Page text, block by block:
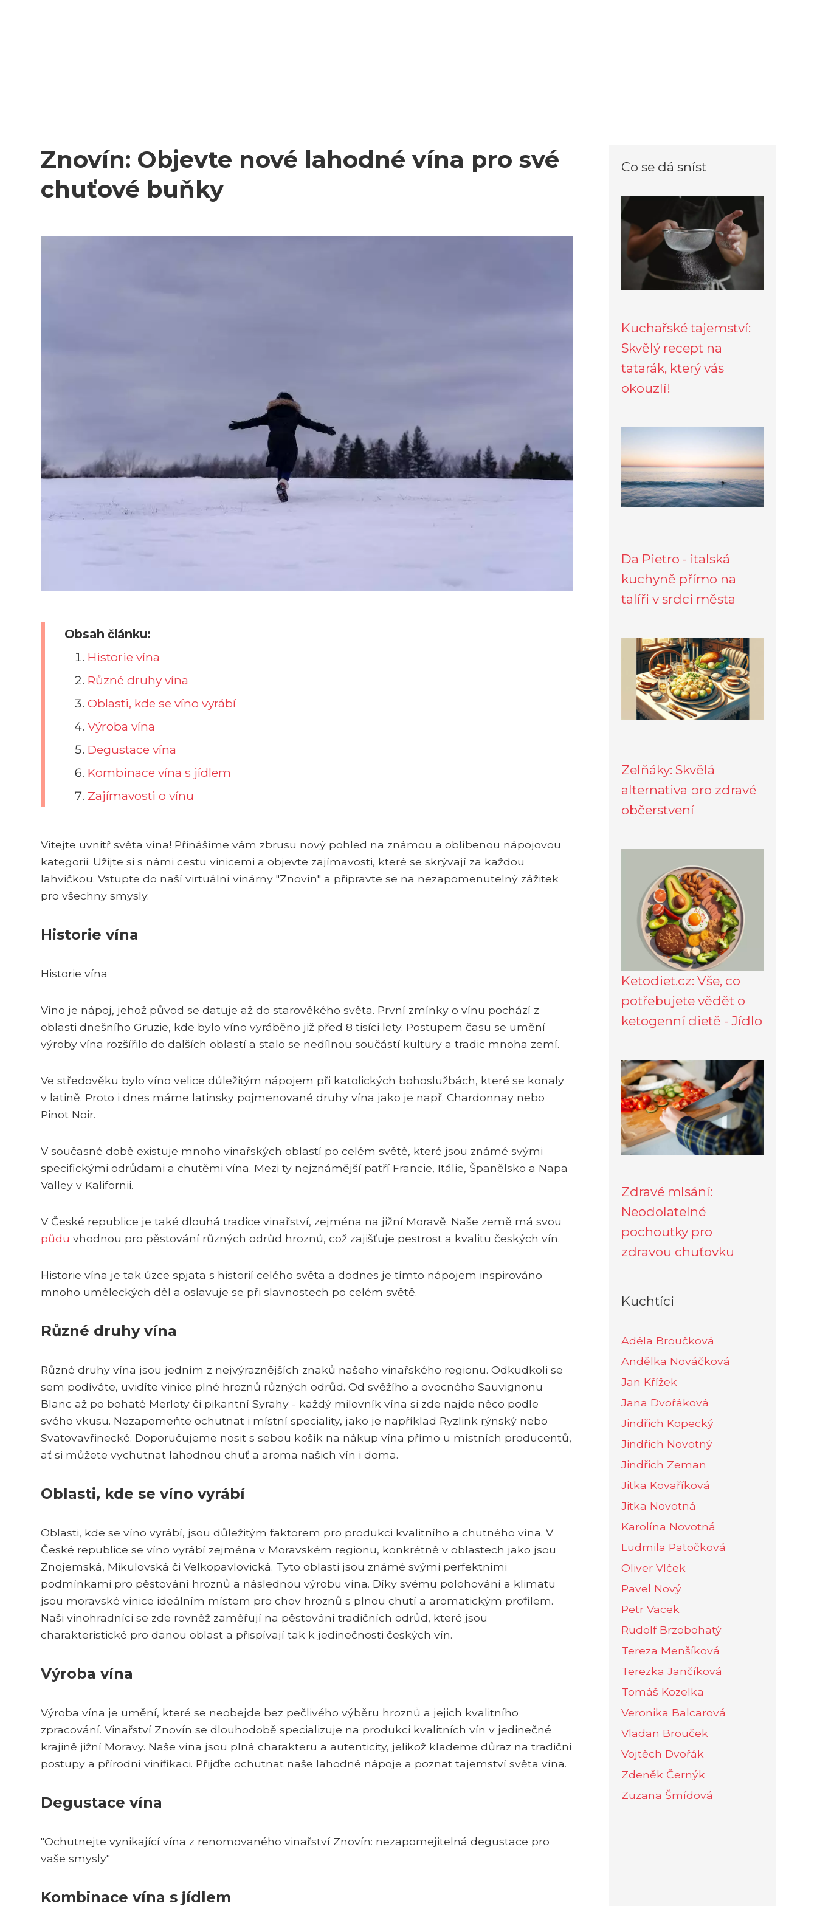
Znovín: Objevte nové lahodné vína pro své
chuťové buňky
Obsah článku:
Historie vína
Různé druhy vína
Oblasti, kde se víno vyrábí
Výroba vína
Degustace vína
Kombinace vína s jídlem
Zajímavosti o vínu
Vítejte uvnitř světa vína! Přinášíme vám zbrusu nový pohled na známou a oblíbenou nápojovou
kategorii. Užijte si s námi cestu vinicemi a objevte zajímavosti, které se skrývají za každou
lahvičkou. Vstupte do naší virtuální vinárny "Znovín" a připravte se na nezapomenutelný zážitek
pro všechny smysly.
Historie vína
Historie vína
Víno je nápoj, jehož původ se datuje až do starověkého světa. První zmínky o vínu pochází z
oblasti dnešního Gruzie, kde bylo víno vyráběno již před 8 tisíci lety. Postupem času se umění
výroby vína rozšířilo do dalších oblastí a stalo se nedílnou součástí kultury a tradic mnoha zemí.
Ve středověku bylo víno velice důležitým nápojem při katolických bohoslužbách, které se konaly
v latině. Proto i dnes máme latinsky pojmenované druhy vína jako je např. Chardonnay nebo
Pinot Noir.
V současné době existuje mnoho vinařských oblastí po celém světě, které jsou známé svými
specifickými odrůdami a chutěmi vína. Mezi ty nejznámější patří Francie, Itálie, Španělsko a Napa
Valley v Kalifornii.
V České republice je také dlouhá tradice vinařství, zejména na jižní Moravě. Naše země má svou
půdu vhodnou pro pěstování různých odrůd hroznů, což zajišťuje pestrost a kvalitu českých vín.
Historie vína je tak úzce spjata s historií celého světa a dodnes je tímto nápojem inspirováno
mnoho uměleckých děl a oslavuje se při slavnostech po celém světě.
Různé druhy vína
Různé druhy vína jsou jedním z nejvýraznějších znaků našeho vinařského regionu. Odkudkoli se
sem podíváte, uvidíte vinice plné hroznů různých odrůd. Od svěžího a ovocného Sauvignonu
Blanc až po bohaté Merloty či pikantní Syrahy - každý milovník vína si zde najde něco podle
svého vkusu. Nezapomeňte ochutnat i místní speciality, jako je například Ryzlink rýnský nebo
Svatovavřinecké. Doporučujeme nosit s sebou košík na nákup vína přímo u místních producentů,
ať si můžete vychutnat lahodnou chuť a aroma našich vín i doma.
Oblasti, kde se víno vyrábí
Oblasti, kde se víno vyrábí, jsou důležitým faktorem pro produkci kvalitního a chutného vína. V
České republice se víno vyrábí zejména v Moravském regionu, konkrétně v oblastech jako jsou
Znojemská, Mikulovská či Velkopavlovická. Tyto oblasti jsou známé svými perfektními
podmínkami pro pěstování hroznů a následnou výrobu vína. Díky svému polohování a klimatu
jsou moravské vinice ideálním místem pro chov hroznů s plnou chutí a aromatickým profilem.
Naši vinohradníci se zde rovněž zaměřují na pěstování tradičních odrůd, které jsou
charakteristické pro danou oblast a přispívají tak k jedinečnosti českých vín.
Výroba vína
Výroba vína je umění, které se neobejde bez pečlivého výběru hroznů a jejich kvalitního
zpracování. Vinařství Znovín se dlouhodobě specializuje na produkci kvalitních vín v jedinečné
krajině jižní Moravy. Naše vína jsou plná charakteru a autenticity, jelikož klademe důraz na tradiční
postupy a přírodní vinifikaci. Přijďte ochutnat naše lahodné nápoje a poznat tajemství světa vína.
Degustace vína
"Ochutnejte vynikající vína z renomovaného vinařství Znovín: nezapomejitelná degustace pro
vaše smysly"
Kombinace vína s jídlem
Co se dá sníst
Kuchařské tajemství:
Skvělý recept na
tatarák, který vás
okouzlí!
Da Pietro - italská
kuchyně přímo na
talíři v srdci města
Zelňáky: Skvělá
alternativa pro zdravé
občerstvení
Ketodiet.cz: Vše, co
potřebujete vědět o
ketogenní dietě - Jídlo
Zdravé mlsání:
Neodolatelné
pochoutky pro
zdravou chuťovku
Kuchtíci
Adéla Broučková
Andělka Nováčková
Jan Křížek
Jana Dvořáková
Jindřich Kopecký
Jindřich Novotný
Jindřich Zeman
Jitka Kovaříková
Jitka Novotná
Karolína Novotná
Ludmila Patočková
Oliver Vlček
Pavel Nový
Petr Vacek
Rudolf Brzobohatý
Tereza Menšíková
Terezka Jančíková
Tomáš Kozelka
Veronika Balcarová
Vladan Brouček
Vojtěch Dvořák
Zdeněk Černýk
Zuzana Šmídová